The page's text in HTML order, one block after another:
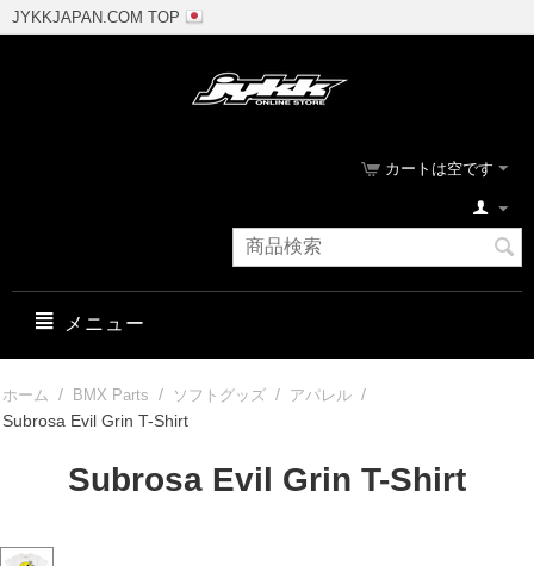
JYKKJAPAN.COM TOP
カートは空です
メニュー
ホーム / BMX Parts / ソフトグッズ / アパレル /
Subrosa Evil Grin T-Shirt
Subrosa Evil Grin T-Shirt